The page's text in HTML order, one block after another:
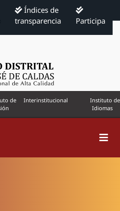
Índices de
transparencia
Participa
de
Interinstitucional
Instituto de
Idiomas